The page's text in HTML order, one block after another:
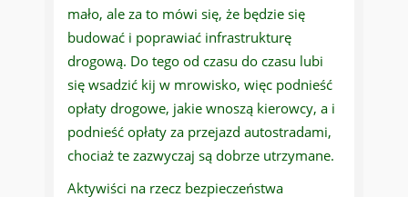
mało, ale za to mówi się, że będzie się
budować i poprawiać infrastrukturę
drogową. Do tego od czasu do czasu lubi
się wsadzić kij w mrowisko, więc podnieść
opłaty drogowe, jakie wnoszą kierowcy, a i
podnieść opłaty za przejazd autostradami,
chociaż te zazwyczaj są dobrze utrzymane.
Aktywiści na rzecz bezpieczeństwa